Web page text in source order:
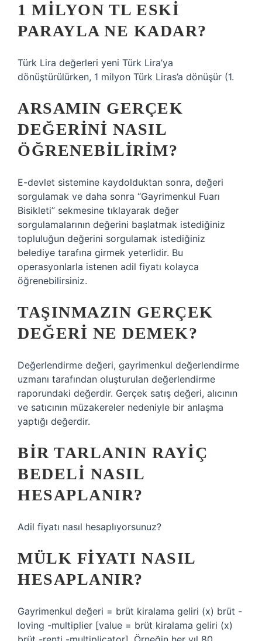
1 MILYON TL ESKI
PARAYLA NE KADAR?
Türk Lira değerleri yeni Türk Lira’ya
dönüştürülürken, 1 milyon Türk Liras’a dönüşür (1.
ARSAMIN GERÇEK
DEĞERINI NASIL
ÖĞRENEBILIRIM?
E-devlet sistemine kaydolduktan sonra, değeri
sorgulamak ve daha sonra “Gayrimenkul Fuarı
Bisikleti” sekmesine tıklayarak değer
sorgulamalarının değerini başlatmak istediğiniz
topluluğun değerini sorgulamak istediğiniz
belediye tarafına girmek yeterlidir. Bu
operasyonlarla istenen adil fiyatı kolayca
öğrenebilirsiniz.
TAŞINMAZIN GERÇEK
DEĞERI NE DEMEK?
Değerlendirme değeri, gayrimenkul değerlendirme
uzmanı tarafından oluşturulan değerlendirme
raporundaki değerdir. Gerçek satış değeri, alıcının
ve satıcının müzakereler nedeniyle bir anlaşma
yaptığı değerdir.
BIR TARLANIN RAYIÇ
BEDELI NASIL
HESAPLANIR?
Adil fiyatı nasıl hesaplıyorsunuz?
MÜLK FIYATI NASIL
HESAPLANIR?
Gayrimenkul değeri = brüt kiralama geliri (x) brüt -
loving -multiplier [value = brüt kiralama geliri (x)